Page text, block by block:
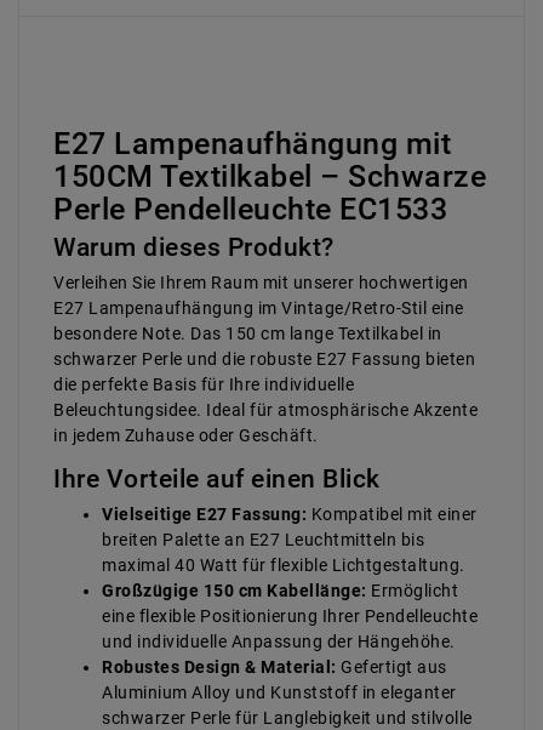
E27 Lampenaufhängung mit
150CM Textilkabel – Schwarze
Perle Pendelleuchte EC1533
Warum dieses Produkt?
Verleihen Sie Ihrem Raum mit unserer hochwertigen
E27 Lampenaufhängung im Vintage/Retro-Stil eine
besondere Note. Das 150 cm lange Textilkabel in
schwarzer Perle und die robuste E27 Fassung bieten
die perfekte Basis für Ihre individuelle
Beleuchtungsidee. Ideal für atmosphärische Akzente
in jedem Zuhause oder Geschäft.
Ihre Vorteile auf einen Blick
Vielseitige E27 Fassung: Kompatibel mit einer
breiten Palette an E27 Leuchtmitteln bis
maximal 40 Watt für flexible Lichtgestaltung.
Großzügige 150 cm Kabellänge: Ermöglicht
eine flexible Positionierung Ihrer Pendelleuchte
und individuelle Anpassung der Hängehöhe.
Robustes Design & Material: Gefertigt aus
Aluminium Alloy und Kunststoff in eleganter
schwarzer Perle für Langlebigkeit und stilvolle